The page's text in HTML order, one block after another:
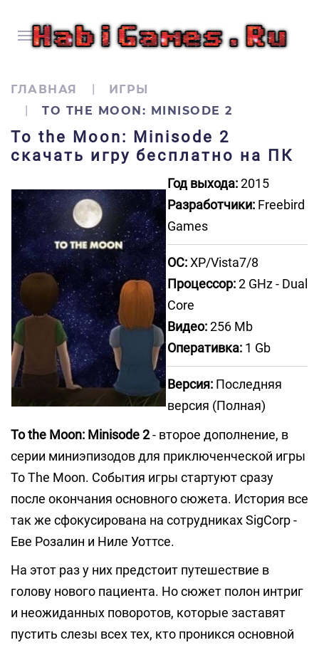
ГЛАВНАЯ
ИГРЫ
TO THE MOON: MINISODE 2
To the Moon: Minisode 2
скачать игру бесплатно на ПК
Год выхода:2015
Разработчики: Freebird
Games
ОС:XP/Vista7/8
Процессор:2 GHz - Dual
Core
Видео:256 Mb
Оперативка: 1 Gb
Версия: Последняя
версия (Полная)
To the Moon: Minisode 2- второе дополнение, в
серии миниэпизодов для приключенческой игры
To The Moon. События игры стартуют сразу
после окончания основного сюжета. История все
так же сфокусирована на сотрудниках SigCorp -
Еве Розалин и Ниле Уоттсе.
На этот раз у них предстоит путешествие в
голову нового пациента. Но сюжет полон интриг
и неожиданных поворотов, которые заставят
пустить слезы всех тех, кто проникся основной